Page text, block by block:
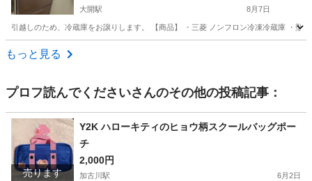
大開駅 8月7日
引越しのため、冷蔵庫をお譲りします。 【商品】 ・三菱 ノンフロン冷凍冷蔵庫 ・型
兵庫 神戸市
もっと見る
プロフ読んでくださいさんのその他の投稿記事：
売ります
Y2K ハローキティのヒョウ柄スクールバッグポー
チ
2,000円
加古川駅 6月2日